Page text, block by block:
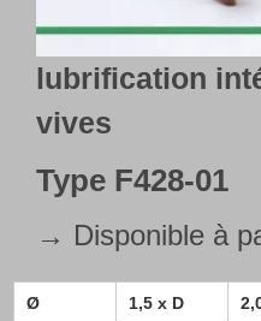
lubrification
vives
Type F428-01
→ Disponible à
Ø 1,5 x D